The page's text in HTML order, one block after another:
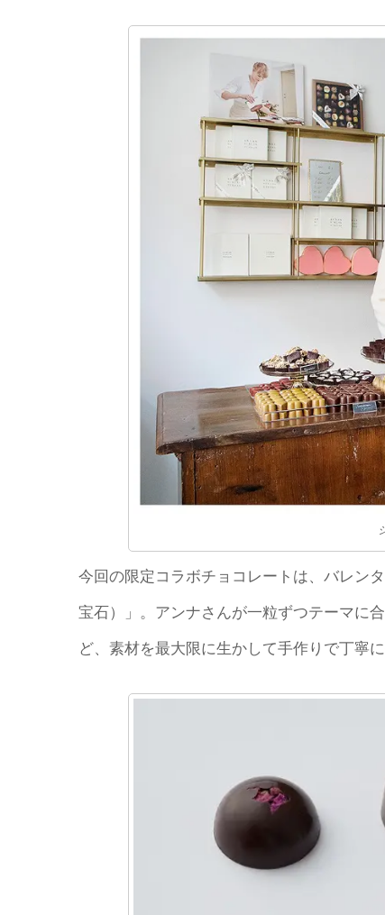
今回の限定コラボチョコレートは、バレン
宝石）」。アンナさんが一粒ずつテーマに
ど、素材を最大限に生かして手作りで丁寧